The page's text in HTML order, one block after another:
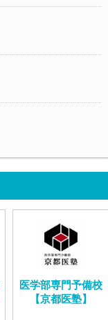
医学部専門予備校
【京都医塾】